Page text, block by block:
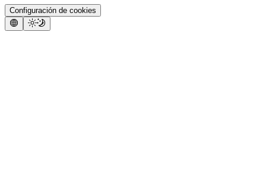
Configuración de cookies